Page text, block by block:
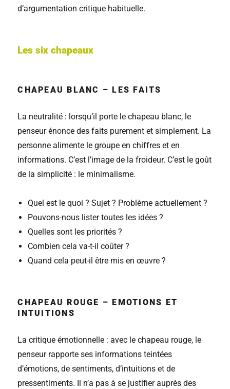
d’argumentation critique habituelle.
Les six chapeaux
CHAPEAU BLANC – LES FAITS
La neutralité : lorsqu’il porte le chapeau blanc, le
penseur énonce des faits purement et simplement. La
personne alimente le groupe en chiffres et en
informations. C’est l’image de la froideur. C’est le goût
de la simplicité : le minimalisme.
Quel est le quoi ? Sujet ? Problème actuellement ?
Pouvons-nous lister toutes les idées ?
Quelles sont les priorités ?
Combien cela va-t-il coûter ?
Quand cela peut-il être mis en œuvre ?
CHAPEAU ROUGE – EMOTIONS ET
INTUITIONS
La critique émotionnelle : avec le chapeau rouge, le
penseur rapporte ses informations teintées
d’émotions, de sentiments, d’intuitions et de
pressentiments. Il n’a pas à se justifier auprès des